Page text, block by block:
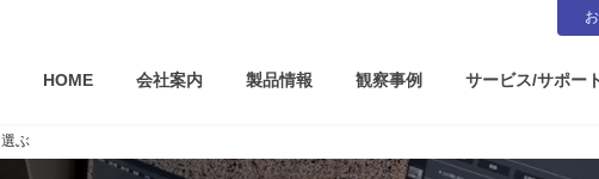
HOME 会社案内 製品情報 観察事例 サービス/サポート
ぶ